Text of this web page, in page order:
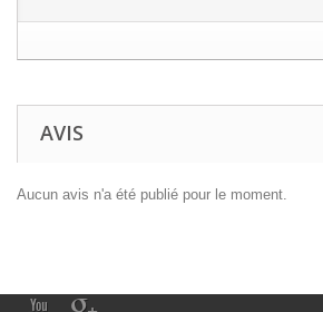
AVIS
Aucun avis n'a été publié pour le moment.